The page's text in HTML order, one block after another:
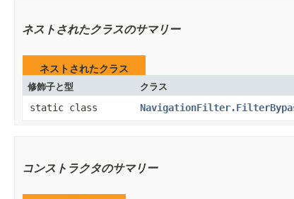
ネストされたクラスのサマリー
ネストされたクラス
修飾子と型
クラス
static class
コンストラクタのサマリー